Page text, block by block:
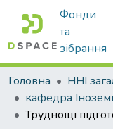
Фонди
та
зібрання
Головна
кафедра